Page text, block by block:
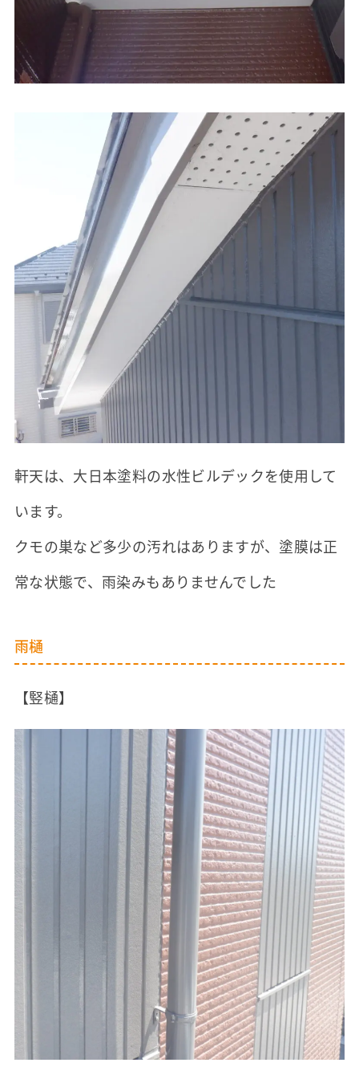
軒天は、大日本塗料の水性ビルデックを使用して
います。
クモの巣など多少の汚れはありますが、塗膜は正
常な状態で、雨染みもありませんでした
雨樋
【竪樋】